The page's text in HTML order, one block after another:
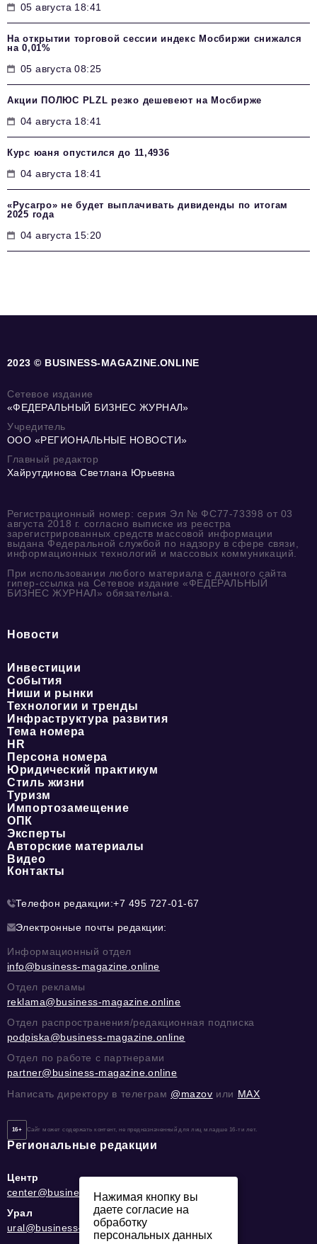
05 августа 18:41
На открытии торговой сессии индекс Мосбиржи снижался
на 0,01%
05 августа 08:25
Акции ПОЛЮС PLZL резко дешевеют на Мосбирже
04 августа 18:41
Курс юаня опустился до 11,4936
04 августа 18:41
«Русагро» не будет выплачивать дивиденды по итогам
2025 года
04 августа 15:20
2023 © BUSINESS-MAGAZINE.ONLINE
Сетевое издание
«ФЕДЕРАЛЬНЫЙ БИЗНЕС ЖУРНАЛ»
Учредитель
ООО «РЕГИОНАЛЬНЫЕ НОВОСТИ»
Главный редактор
Хайрутдинова Светлана Юрьевна
Регистрационный номер: серия Эл № ФС77-73398 от 03
августа 2018 г. согласно выписке из реестра
зарегистрированных средств массовой информации
выдана Федеральной службой по надзору в сфере связи,
информационных технологий и массовых коммуникаций.
При использовании любого материала с данного сайта
гипер-ссылка на Сетевое издание «ФЕДЕРАЛЬНЫЙ
БИЗНЕС ЖУРНАЛ» обязательна.
Новости
Инвестиции
События
Ниши и рынки
Технологии и тренды
Инфраструктура развития
Тема номера
HR
Персона номера
Юридический практикум
Стиль жизни
Туризм
Импортозамещение
ОПК
Эксперты
Авторские материалы
Видео
Контакты
Телефон редакции:+7 495 727-01-67
Электронные почты редакции:
Информационный отдел
info@business-magazine.online
Отдел рекламы
reklama@business-magazine.online
Отдел распространения/редакционная подписка
podpiska@business-magazine.online
Отдел по работе с партнерами
partner@business-magazine.online
Написать директору в телеграм @mazov или MAX
16+ Сайт может содержать контент, не предназначенный для лиц младше 16-ти лет.
Региональные редакции
Центр
center@business-magazine.online
Урал
ural@business-magazine.online
Нажимая кнопку вы
даете согласие на
обработку
персональных данных